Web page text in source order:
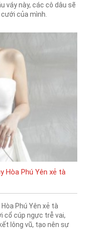
váy này, các cô dâu sẽ
của mình.
Hòa Phú Yên xẻ tà
Phú Yên xẻ tà
cổ cúp ngực trễ vai,
lông vũ, tạo nên sự